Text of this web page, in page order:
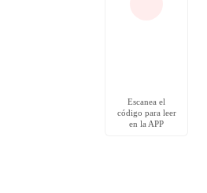
Escanea el
código para leer
en la APP